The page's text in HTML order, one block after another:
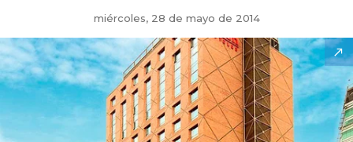
miércoles, 28 de mayo de 2014